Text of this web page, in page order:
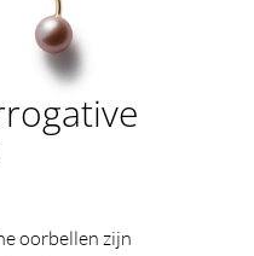
oorbellen zijn